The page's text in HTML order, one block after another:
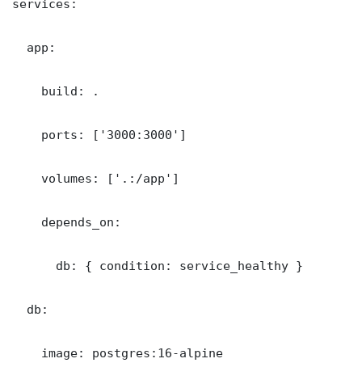
services:
  app:
    build: .
    ports: ['3000:3000']
    volumes: ['.:/app']
    depends_on:
      db: { condition: service_healthy }
  db:
    image: postgres:16-alpine